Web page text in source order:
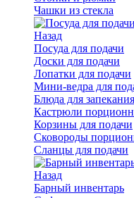
Чашки из стекла
Назад
Посуда для подачи
Доски для подачи
Лопатки для подачи
Мини-ведра для
Блюда для запекания
Кастрюли
Корзины для подачи
Сковороды
Сланцы для подачи
Назад
Барный инвентарь